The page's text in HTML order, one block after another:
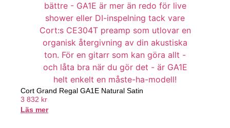
Cort Grand Regal GA1E Natural Satin
3 832 kr
Läs mer